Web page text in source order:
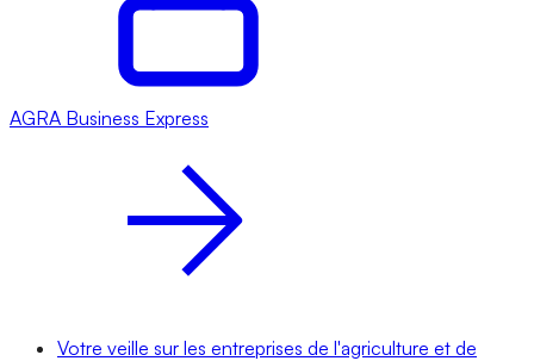
AGRA Business Express
Votre veille sur les entreprises de l'agriculture et de